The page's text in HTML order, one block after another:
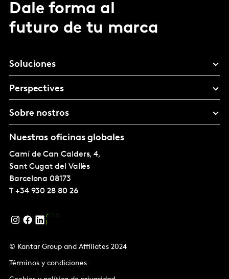
Dale forma al
futuro de tu marca
Soluciones
Perspectives
Sobre nostros
Nuestras oficinas globales
Camí de Can Calders, 4,
Sant Cugat del Vallès
Barcelona 08173
T +34 930 28 80 26
© Kantar Group and Affiliates 2024
Términos y condiciones